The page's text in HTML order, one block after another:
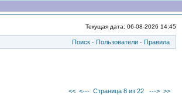
Текущая дата: 06-08-2026 14:45
Поиск · Пользователи · Правила
<< <--- Страница 8 из 22 ---> >>